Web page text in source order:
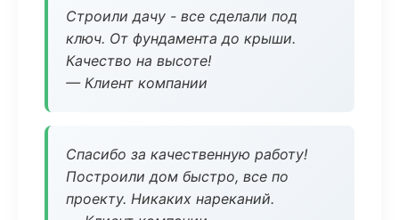
Строили дачу - все сделали под
ключ. От фундамента до крыши.
Качество на высоте!
— Клиент компании
Спасибо за качественную работу!
Построили дом быстро, все по
проекту. Никаких нареканий.